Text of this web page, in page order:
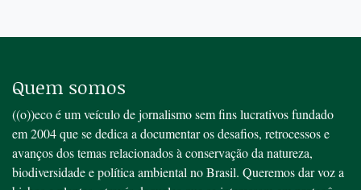
Quem somos
((o))eco é um veículo de jornalismo sem fins lucrativos fundado
em 2004 que se dedica a documentar os desafios, retrocessos e
avanços dos temas relacionados à conservação da natureza,
biodiversidade e política ambiental no Brasil. Queremos dar voz a